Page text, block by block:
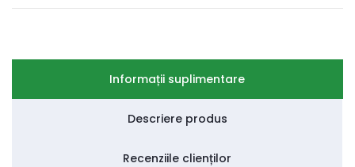
Informații suplimentare
Descriere produs
Recenziile clienților